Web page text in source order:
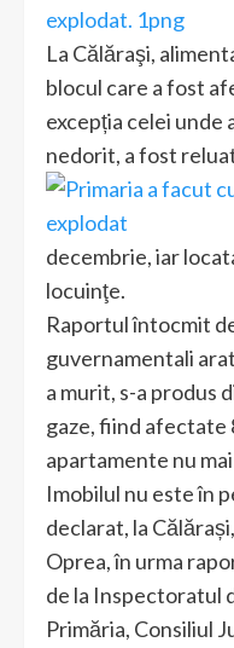
La Călăraşi,
blocul care a fost
excepția celei unde
nedorit, a fost
decembrie, iar
locuinţe.
Raportul întocmit
guvernamentali
a murit, s-a produs
gaze, fiind afectate
apartamente nu
Imobilul nu este în
declarat, la
Oprea, în urma
de la Inspectoratul
Primăria, Consiliul